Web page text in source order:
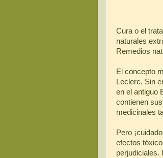
Cura o el
naturales
Remedios
El concepto
Leclerc. Sin
en el antiguo
contienen
medicinales
Pero
efectos
perjudiciales.